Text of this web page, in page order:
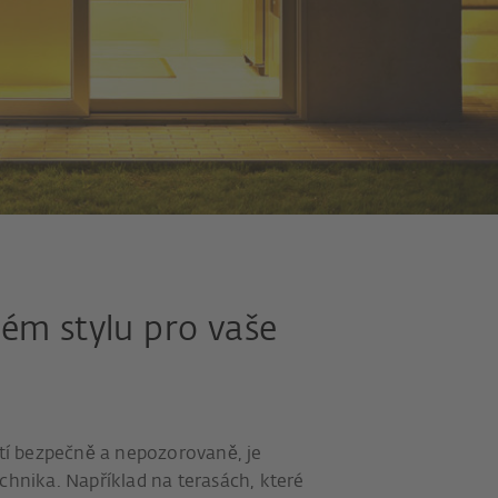
stylu pro vaše
bezpečně a nepozorovaně, je
Například na terasách, které